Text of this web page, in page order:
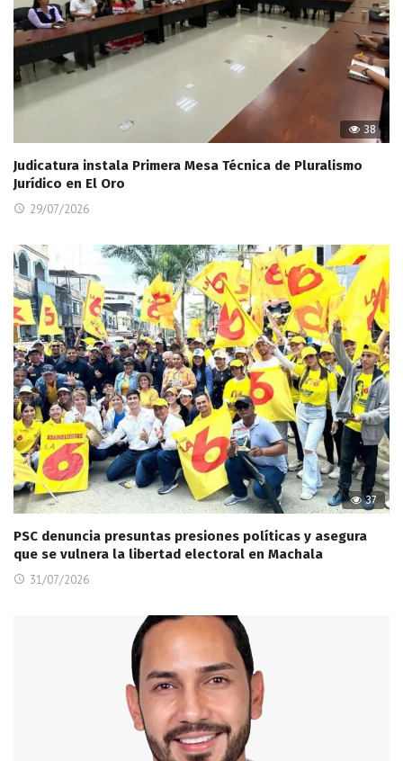
38
Judicatura instala Primera Mesa Técnica de Pluralismo
Jurídico en El Oro
29/07/2026
37
PSC denuncia presuntas presiones políticas y asegura
que se vulnera la libertad electoral en Machala
31/07/2026